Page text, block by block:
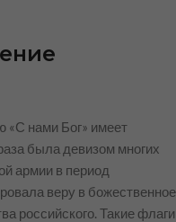
«С нами Бог» имеет
была девизом многих
армии в период
веру в божественное
российского. Такие флаги